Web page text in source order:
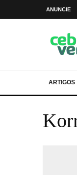
ANUNCIE
ARTIGOS